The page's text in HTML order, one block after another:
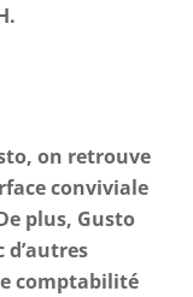
on retrouve
conviviale
plus, Gusto
comptabilité